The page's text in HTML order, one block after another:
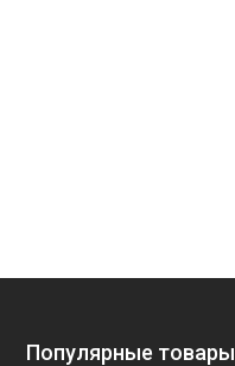
Популярные товары